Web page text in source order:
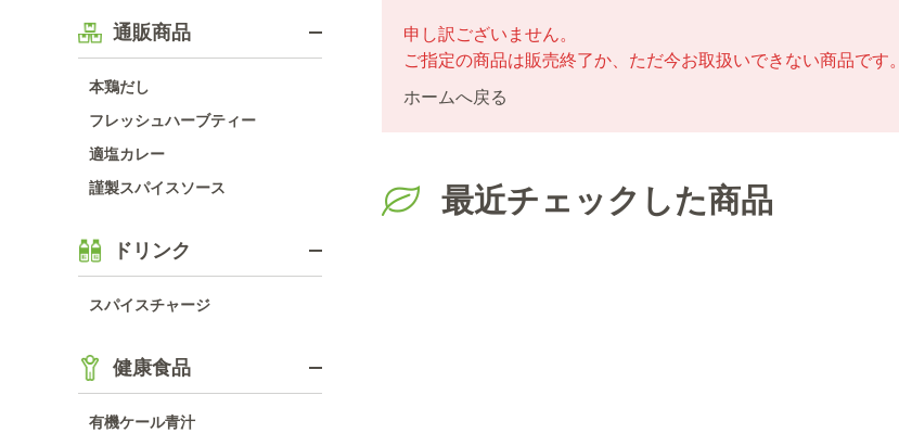
通販商品
本鶏だし
フレッシュハーブティー
適塩カレー
謹製スパイスソース
ドリンク
スパイスチャージ
健康食品
有機ケール青汁
申し訳ございません。
ご指定の商品は販売終了か、ただ今お取扱いできない商品です。
ホームへ戻る
最近チェックした商品